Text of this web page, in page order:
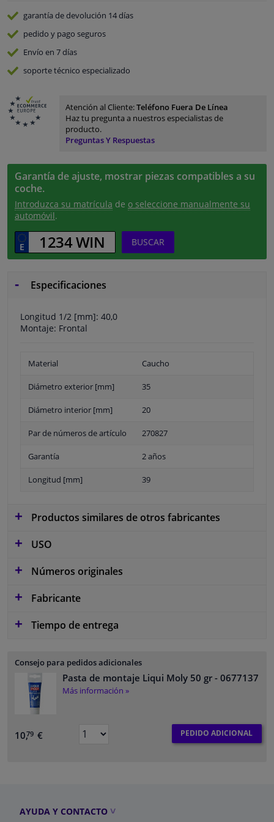
garantía de devolución 14 días
pedido y pago seguros
Envío en 7 días
soporte técnico especializado
Atención al Cliente:Teléfono Fuera De Línea
Haz tu pregunta a nuestros especialistas de
producto.
Preguntas Y Respuestas
Garantía de ajuste, mostrar piezas compatibles a su
coche.
Introduzca su matrícula de o seleccione manualmente su
automóvil.
BUSCAR
Especificaciones
Longitud 1/2 [mm]: 40,0
Montaje: Frontal
Material Caucho
Diámetro exterior [mm] 35
Diámetro interior [mm] 20
Par de números de artículo 270827
Garantía 2 años
Longitud [mm] 39
Productos similares de otros fabricantes
USO
Números originales
Fabricante
Tiempo de entrega
Consejo para pedidos adicionales
Pasta de montaje Liqui Moly 50 gr - 0677137
Más información »
10,79 € PEDIDO ADICIONAL
AYUDA Y CONTACTO